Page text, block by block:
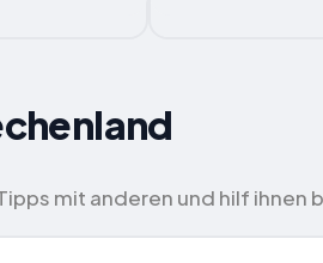
mit anderen und hilf ihnen